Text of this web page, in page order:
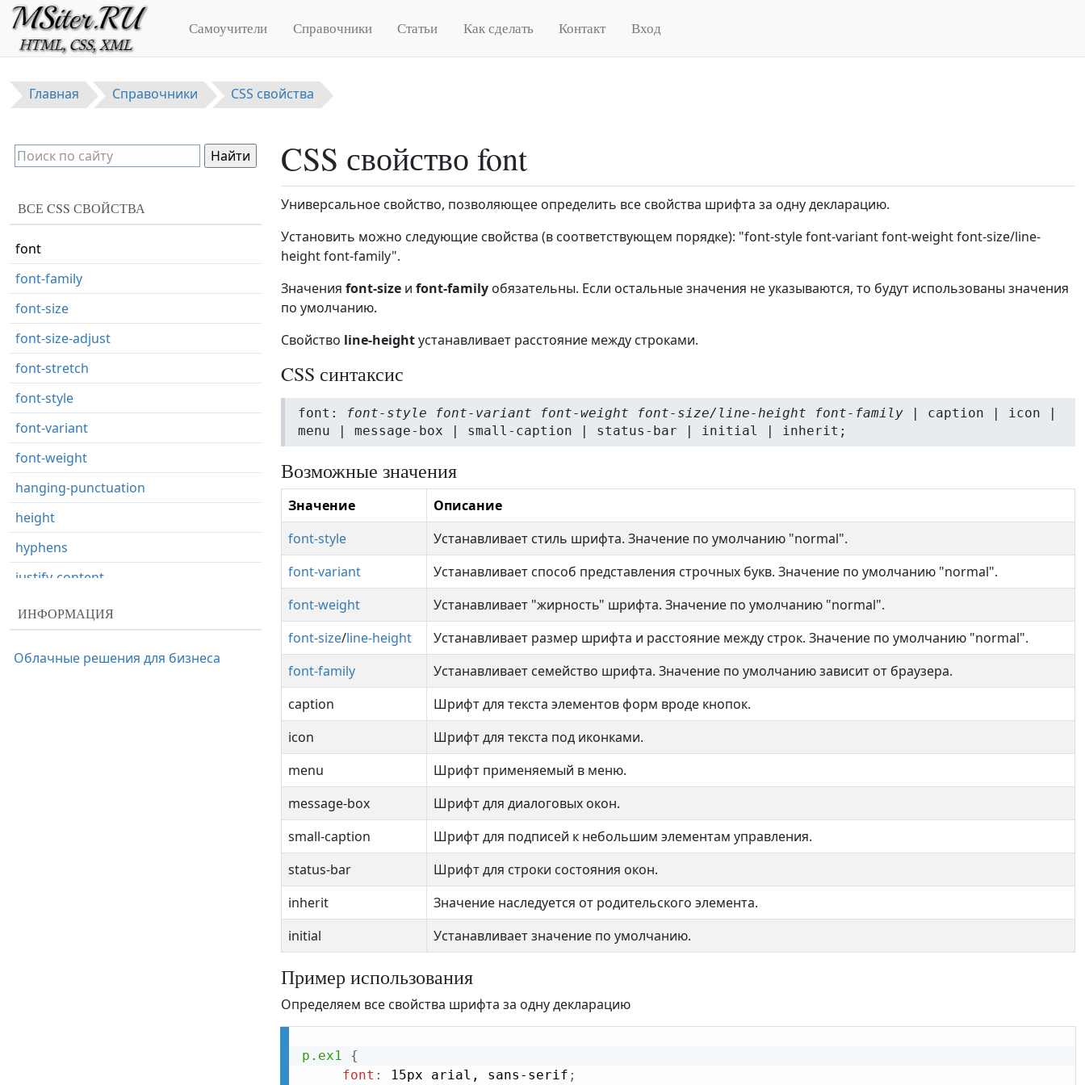
Перейти к основному содержанию
Самоучители Справочники Статьи Как сделать Контакт Вход
Главная Справочники CSS свойства
CSS свойство font
Универсальное свойство, позволяющее определить все свойства шрифта за одну декларацию.
Установить можно следующие свойства (в соответствующем порядке): "font-style font-variant font-weight font-size/line-
height font-family".
Значения font-size и font-family обязательны. Если остальные значения не указываются, то будут использованы значения
по умолчанию.
Свойство line-heightустанавливает расстояние между строками.
CSS синтаксис
font: font-style font-variant font-weight font-size/line-height font-family | caption | icon |
menu | message-box | small-caption | status-bar | initial | inherit;
Возможные значения
Значение
Описание
font-style
Устанавливает стиль шрифта. Значение по умолчанию "normal".
font-variant
Устанавливает способ представления строчных букв. Значение по умолчанию "normal".
font-weight
Устанавливает "жирность" шрифта. Значение по умолчанию "normal".
font-size/line-height
Устанавливает размер шрифта и расстояние между строк. Значение по умолчанию "normal".
font-family
Устанавливает семейство шрифта. Значение по умолчанию зависит от браузера.
caption
Шрифт для текста элементов форм вроде кнопок.
icon
Шрифт для текста под иконками.
menu
Шрифт применяемый в меню.
message-box
Шрифт для диалоговых окон.
small-caption
Шрифт для подписей к небольшим элементам управления.
status-bar
Шрифт для строки состояния окон.
inherit
Значение наследуется от родительского элемента.
initial
Устанавливает значение по умолчанию.
Пример использования
Определяем все свойства шрифта за одну декларацию
p.ex1
{
font : 15px arial, sans-serif ;
ВСЕ CSS СВОЙСТВА
flex
flex-basis
flex-flow
flex-shrink
float
font
font-family
font-size
font-size-adjust
font-stretch
font-style
font-variant
font-weight
hanging-punctuation
height
hyphens
justify-content
left
line-height
ИНФОРМАЦИЯ
Облачные решения для бизнеса